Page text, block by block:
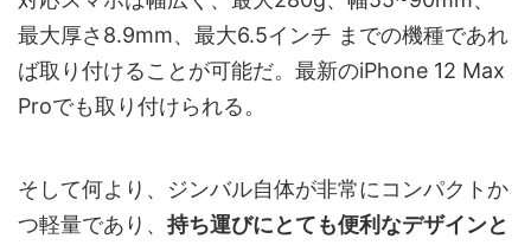
最大厚さ8.9mm、最大6.5インチ までの機種であれ
ば取り付けることが可能だ。最新のiPhone 12 Max
Proでも取り付けられる。
そして何より、ジンバル自体が非常にコンパクトか
つ軽量であり、 持ち運びにとても便利なデザインと